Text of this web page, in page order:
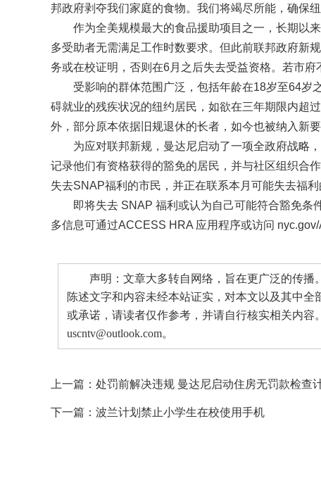
邦政府剥夺我们家庭的食物。我们将竭尽所能，确保
作为全美规模最大的食品援助项目之一，长期以
多受助者无需满足工作时数要求。但此前联邦政府新
务或在校证明，否则在6月之后失去受益资格。若市
受影响的群体范围广泛，包括年龄在18岁至64岁
碍就业的残疾状况的纽约居民，如欲在三年期限内超
外，部分原本依据旧规退休的长者，如今也被纳入新
为应对联邦新规，曼达尼启动了一项全政府战略
记录他们有资格获得的豁免的居民，并与社区组织合
失去SNAP福利的市民，并正在联系本月可能失去福利
即将失去 SNAP 福利或认为自己可能符合豁免
多信息可通过ACCESS HRA 应用程序或访问 nyc.gov/
声明：文章大多转自网络，旨在更广泛的传播
陈述文字和内容未经本站证实，对本文以及其中
或承诺，请读者仅作参考，并请自行核实相关内容
uscntv@outlook.com。
上一篇： 处罚前解决违规 曼达尼启动住房无罚款检查
下一篇： 波兰计划禁止小学生在校使用手机